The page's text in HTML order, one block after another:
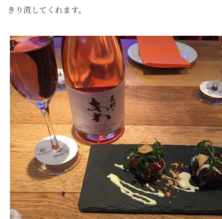
きり流してくれます。